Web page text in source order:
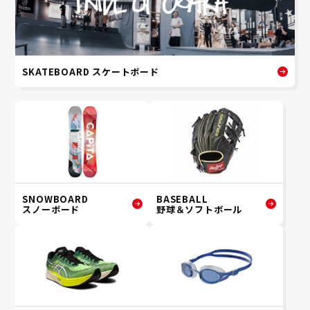
SKATEBOARD スケートボード
SNOWBOARD
スノーボード
BASEBALL
野球＆ソフトボール